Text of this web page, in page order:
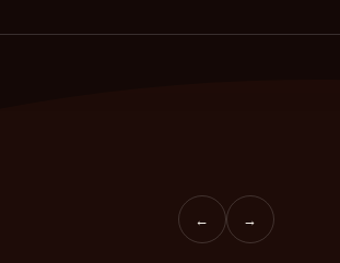
← →